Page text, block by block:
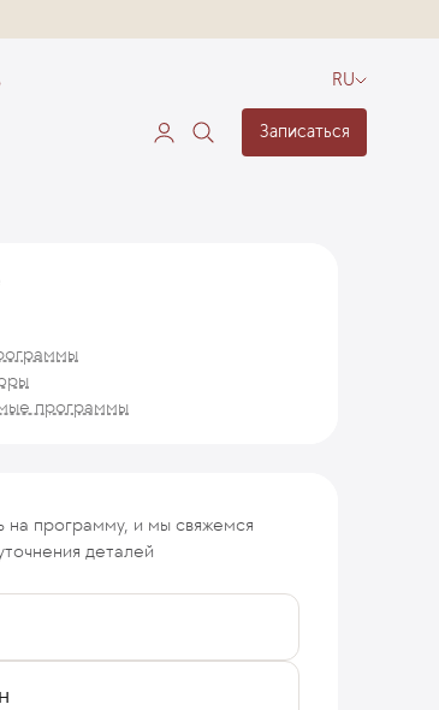
RU
Записаться
программы
на программу, и мы свяжемся
деталей